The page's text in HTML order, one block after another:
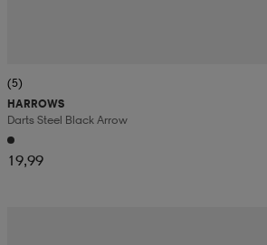
(5)
HARROWS
Darts Steel Black Arrow
19,99